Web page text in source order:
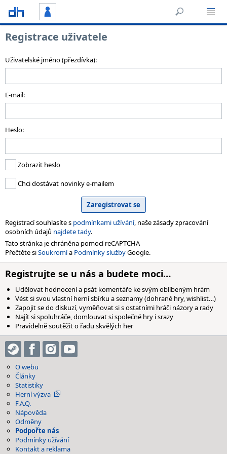
Registrace uživatele
Uživatelské jméno (přezdívka):
E-mail:
Heslo:
Zobrazit heslo
Chci dostávat novinky e-mailem
Registrací souhlasíte s podmínkami užívání, naše zásady zpracování
osobních údajů najdete tady.
Tato stránka je chráněna pomocí reCAPTCHA
Přečtěte siSoukromía Podmínky službyGoogle.
Registrujte se u nás a budete moci…
Udělovat hodnocení a psát komentáře ke svým oblíbeným hrám
Vést si svou vlastní herní sbírku a seznamy (dohrané hry, wishlist…)
Zapojit se do diskuzí, vyměňovat si s ostatními hráči názory a rady
Najít si spoluhráče, domlouvat si společné hry i srazy
Pravidelně soutěžit o řadu skvělých her
O webu
Články
Statistiky
Herní výzva
F.A.Q.
Nápověda
Odměny
Podpořte nás
Podmínky užívání
Kontakt a reklama